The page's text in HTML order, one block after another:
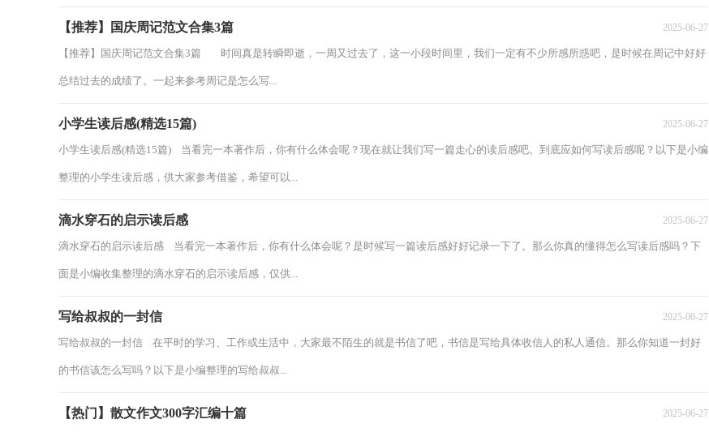
【推荐】国庆周记范文合集3篇 2025-06-27
【推荐】国庆周记范文合集3篇 时间真是转瞬即逝，一周又过去了，这一小段时间里，我们一定有不少所感所惑吧，是时候在周记中好好
总结过去的成绩了。一起来参考周记是怎么写...
小学生读后感(精选15篇) 2025-06-27
小学生读后感(精选15篇) 当看完一本著作后，你有什么体会呢？现在就让我们写一篇走心的读后感吧。到底应如何写读后感呢？以下是小编
整理的小学生读后感，供大家参考借鉴，希望可以...
滴水穿石的启示读后感 2025-06-27
滴水穿石的启示读后感 当看完一本著作后，你有什么体会呢？是时候写一篇读后感好好记录一下了。那么你真的懂得怎么写读后感吗？下
面是小编收集整理的滴水穿石的启示读后感，仅供...
写给叔叔的一封信 2025-06-27
写给叔叔的一封信 在平时的学习、工作或生活中，大家最不陌生的就是书信了吧，书信是写给具体收信人的私人通信。那么你知道一封好
的书信该怎么写吗？以下是小编整理的写给叔叔...
【热门】散文作文300字汇编十篇 2025-06-27